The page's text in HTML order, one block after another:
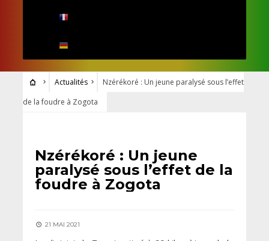
Actualités
Nzérékoré : Un jeune paralysé sous l’effet
de la foudre à Zogota
Nzérékoré : Un jeune
paralysé sous l’effet de la
foudre à Zogota
21 MAI 2021